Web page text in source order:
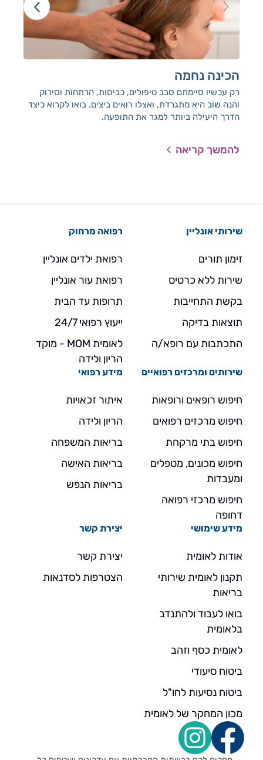
הכינה נחמה
רק עכשיו סיימתם סבב טיפולים, כביסות, הרתחות וסירוק
והנה שוב היא מתגרדת, ואצלו רואים ביצים. בואו לקרוא כיצד
הדרך היעילה ביותר למגר את התופעה.
להמשך קריאה
שירותי אונליין
זימון תורים
שירות ללא כרטיס
בקשת התחייבות
תוצאות בדיקה
התכתבות עם רופא/ה
רפואה מרחוק
רפואת ילדים אונליין
רפואת עור אונליין
תרופות עד הבית
ייעוץ רפואי 24/7
לאומית MOM - מוקד
הריון ולידה
שירותים ומרכזים רפואיים
חיפוש רופאים ורופאות
חיפוש מרכזים רפואים
חיפוש בתי מרקחת
חיפוש מכונים, מטפלים
ומעבדות
חיפוש מרכזי רפואה
דחופה
מידע רפואי
איתור זכאויות
הריון ולידה
בריאות המשפחה
בריאות האישה
בריאות הנפש
מידע שימושי
אודות לאומית
תקנון לאומית שירותי
בריאות
בואו לעבוד ולהתנדב
בלאומית
לאומית כסף וזהב
ביטוח סיעודי
ביטוח נסיעות לחו"ל
מכון המחקר של לאומית
יצירת קשר
יצירת קשר
הצטרפות לסדנאות